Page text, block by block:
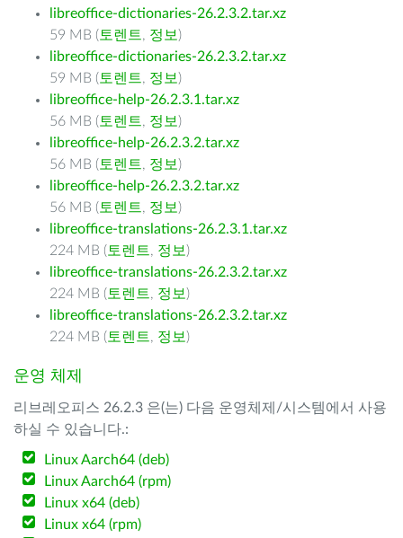
libreoffice-dictionaries-26.2.3.2.tar.xz
59 MB ( 토렌트, 정보 )
libreoffice-dictionaries-26.2.3.2.tar.xz
59 MB ( 토렌트, 정보 )
libreoffice-help-26.2.3.1.tar.xz
56 MB ( 토렌트, 정보 )
libreoffice-help-26.2.3.2.tar.xz
56 MB ( 토렌트, 정보 )
libreoffice-help-26.2.3.2.tar.xz
56 MB ( 토렌트, 정보 )
libreoffice-translations-26.2.3.1.tar.xz
224 MB ( 토렌트, 정보 )
libreoffice-translations-26.2.3.2.tar.xz
224 MB ( 토렌트, 정보 )
libreoffice-translations-26.2.3.2.tar.xz
224 MB ( 토렌트, 정보 )
운영 체제
리브레오피스 26.2.3 은(는) 다음 운영체제/시스템에서 사용
하실 수 있습니다.:
Linux Aarch64 (deb)
Linux Aarch64 (rpm)
Linux x64 (deb)
Linux x64 (rpm)